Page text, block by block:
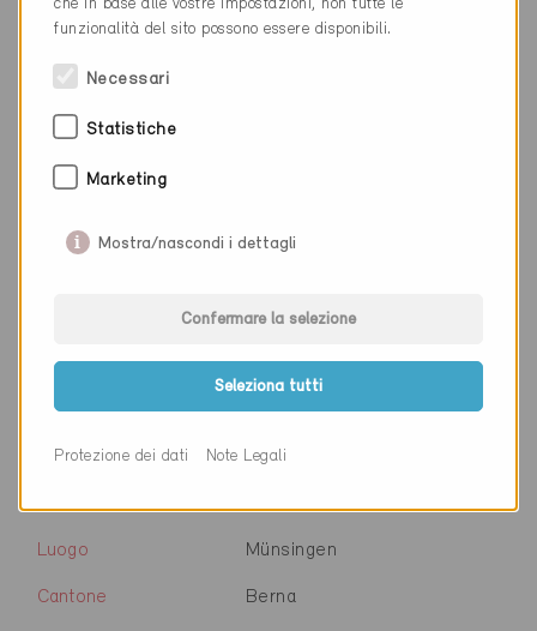
Cantone Berna
Sito web
Ditta
Berna
Sito web www.zeugin.ch
Ditta CT Engineering AG
Luogo Münsingen
Cantone Berna
che in base alle vostre impostazioni, non tutte le
funzionalità del sito possono essere disponibili.
Necessari
Statistiche
Marketing
Mostra/nascondi i dettagli
Confermare la selezione
Seleziona tutti
Protezione dei dati Note Legali